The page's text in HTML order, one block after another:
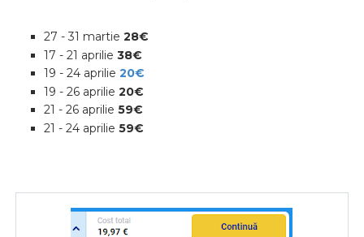
27 - 31 martie 28€
17 - 21 aprilie 38€
19 - 24 aprilie 20€
19 - 26 aprilie 20€
21 - 26 aprilie 59€
21 - 24 aprilie 59€